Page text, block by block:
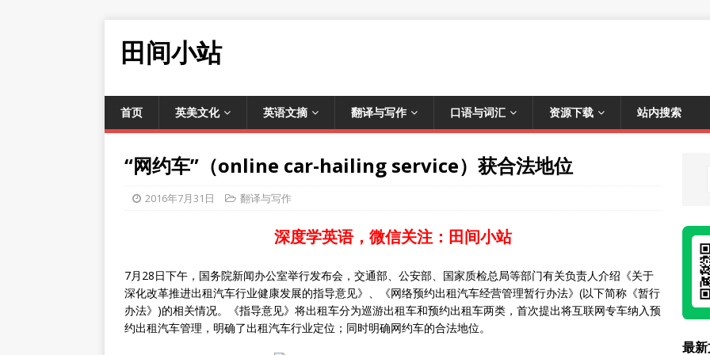
田间小站
首页 英美文化 英语文摘 翻译与写作 口语与词汇 资源下载 站内搜索
“网约车”（online car-hailing service）获合法地位
2016年7月31日 翻译与写作
深度学英语，微信关注：田间小站
7月28日下午，国务院新闻办公室举行发布会，交通部、公安部、国家质检总局等部门有关负责人介绍《关于
深化改革推进出租汽车行业健康发展的指导意见》、《网络预约出租汽车经营管理暂行办法》(以下简称《暂行
办法》)的相关情况。《指导意见》将出租车分为巡游出租车和预约出租车两类，首次提出将互联网专车纳入预
约出租汽车管理，明确了出租汽车行业定位；同时明确网约车的合法地位。
最